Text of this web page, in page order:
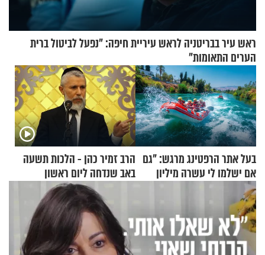
ראש עיר בבריטניה לראש עיריית חיפה: ״נפעל לביטול ברית
הערים התאומות״
בעל אתר הרפטינג מרגש: "גם
אם ישלמו לי עשרה מיליון
שקלים - לא אפתח בשבת"
הרב זמיר כהן - הלכות תשעה
באב שנדחה ליום ראשון